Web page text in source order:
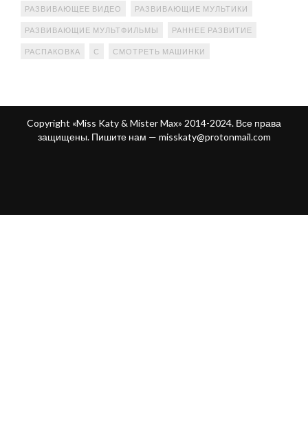
РАЗВИВАЮЩЕЕ ВИДЕО РАЗВИВАЮЩИЕ МУЛЬТИКИ
РАЗВИВАЮЩИЕ МУЛЬТФИЛЬМЫ РАННЕЕ РАЗВИТИЕ
РАСПАКОВКА С СМОТРЕТЬ МАШИНКИ
Copyright «Miss Katy & Mister Max» 2014-2024. Все права
защищены. Пишите нам — misskaty@protonmail.com